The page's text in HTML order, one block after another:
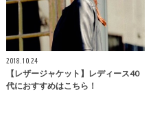
2018.10.24
【レザージャケット】レディース40
代におすすめはこちら！